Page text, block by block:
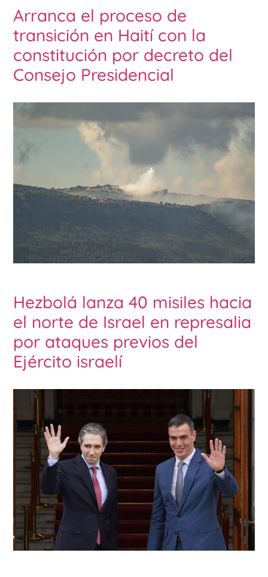
Arranca el proceso de
transición en Haití con la
constitución por decreto del
Consejo Presidencial
Hezbolá lanza 40 misiles hacia
el norte de Israel en represalia
por ataques previos del
Ejército israelí